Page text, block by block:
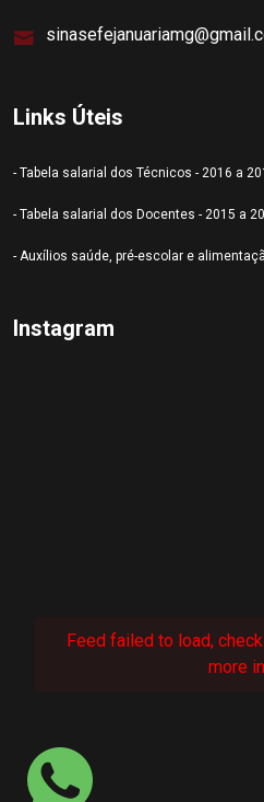
Links Úteis
- Tabela salarial dos Técnicos - 2016 a
- Tabela salarial dos Docentes - 2015 a
- Auxílios saúde, pré-escolar e
Instagram
Feed failed to load,
more